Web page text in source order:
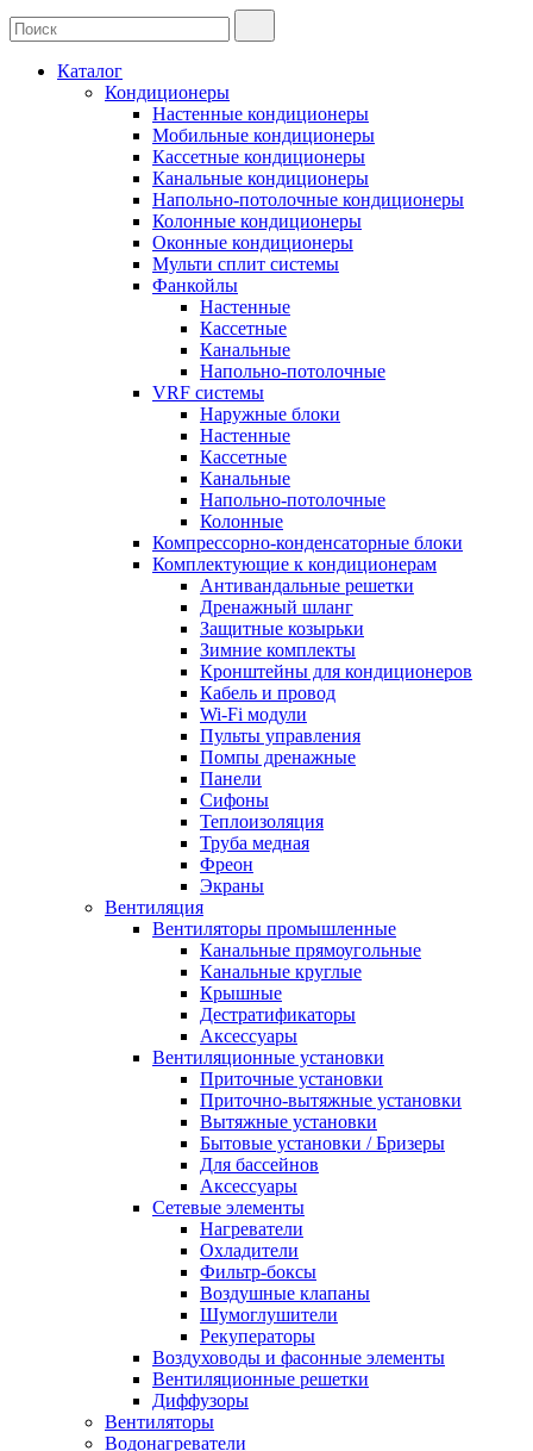
Каталог
Кондиционеры
Настенные кондиционеры
Мобильные кондиционеры
Кассетные кондиционеры
Канальные кондиционеры
Напольно-потолочные кондиционеры
Колонные кондиционеры
Оконные кондиционеры
Мульти сплит системы
Фанкойлы
Настенные
Кассетные
Канальные
Напольно-потолочные
VRF системы
Наружные блоки
Настенные
Кассетные
Канальные
Напольно-потолочные
Колонные
Компрессорно-конденсаторные блоки
Комплектующие к кондиционерам
Антивандальные решетки
Дренажный шланг
Защитные козырьки
Зимние комплекты
Кронштейны для кондиционеров
Кабель и провод
Wi-Fi модули
Пульты управления
Помпы дренажные
Панели
Сифоны
Теплоизоляция
Труба медная
Фреон
Экраны
Вентиляция
Вентиляторы промышленные
Канальные прямоугольные
Канальные круглые
Крышные
Дестратификаторы
Аксессуары
Вентиляционные установки
Приточные установки
Приточно-вытяжные установки
Вытяжные установки
Бытовые установки / Бризеры
Для бассейнов
Аксессуары
Сетевые элементы
Нагреватели
Охладители
Фильтр-боксы
Воздушные клапаны
Шумоглушители
Рекуператоры
Воздуховоды и фасонные элементы
Вентиляционные решетки
Диффузоры
Вентиляторы
Водонагреватели